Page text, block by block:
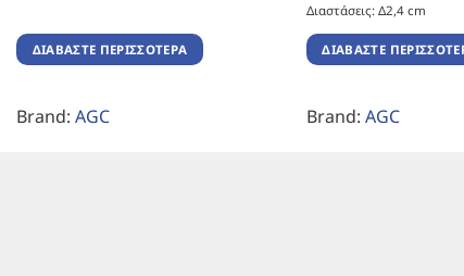
ΔΙΑΒΆΣΤΕ ΠΕΡΙΣΣΌΤΕΡΑ
Brand: AGC
Διαστάσεις: Δ2,4 cm
ΔΙΑΒΆΣΤΕ
Brand: AGC